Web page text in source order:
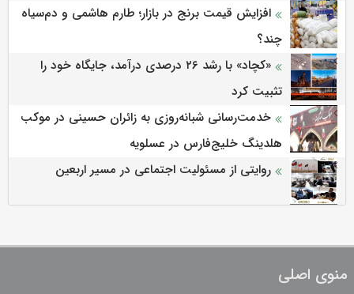
افزایش قیمت برنج در بازار؛ طارم هاشمی و دم‌سیاه
چند؟
«کچاد» با رشد ۲۶ درصدی درآمد، جایگاه خود را
تثبیت کرد
خدمت‌رسانی شبانه‌روزی به زائران حسینی در موکب
هلدینگ خلیج‌فارس در عسلویه
روایتی از مسئولیت اجتماعی در مسیر اربعین
منوی اصلی